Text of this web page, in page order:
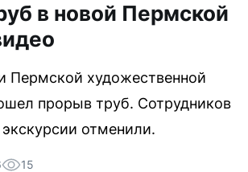
в новой Пермской
Пермской художественной
прорыв труб. Сотрудников
отменили.
15